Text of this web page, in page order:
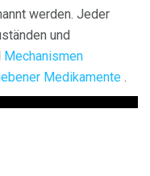
werden. Jeder
und
Mechanismen
Medikamente .